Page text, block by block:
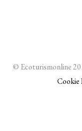
© Ecoturismonline
Cookie